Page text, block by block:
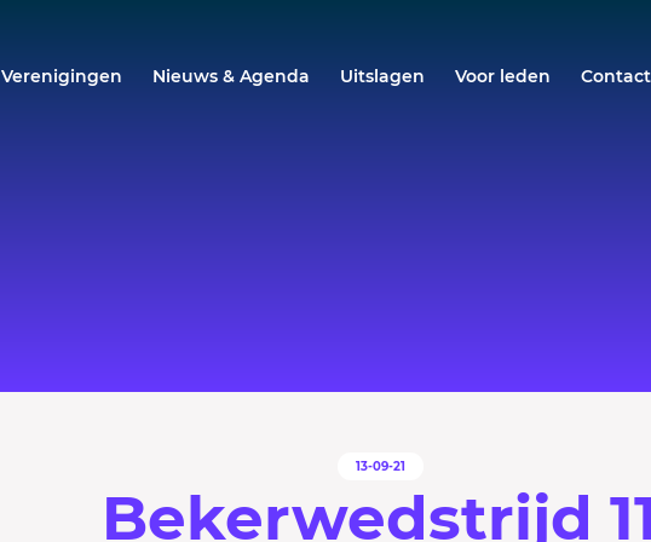
Verenigingen Nieuws & Agenda Uitslagen Voor leden Contact
13-09-21
Bekerwedstrijd